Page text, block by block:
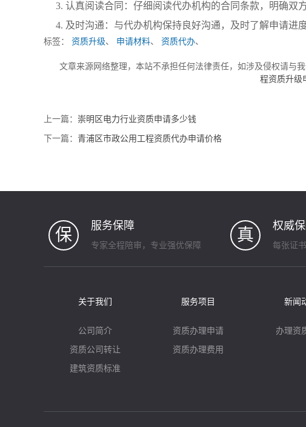
3. 认真阅读合同：仔细阅读代办机构的合同条款，明确双
4. 及时沟通：与代办机构保持良好沟通，及时了解申请进
标签： 资质升级、 申请材料、 资质代办、
文章来源网络整理，本站不承担任何法律责任，如涉及侵权请与我
程资质升级
上一篇： 崇明区电力行业资质申请多少钱
下一篇： 青浦区市政公用工程资质代办申请价格
保 服务保障
专家全程陪审，专业强优保障
真 权威
每张证
关于我们
公司简介
资质公司转让
建筑资质标准
服务项目
资质办理申请
资质办理费用
新闻
办理资